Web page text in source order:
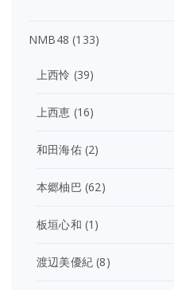
NMB48 (133)
上西怜 (39)
上西恵 (16)
和田海佑(2)
本郷柚巴 (62)
板垣心和 (1)
渡辺美優紀 (8)